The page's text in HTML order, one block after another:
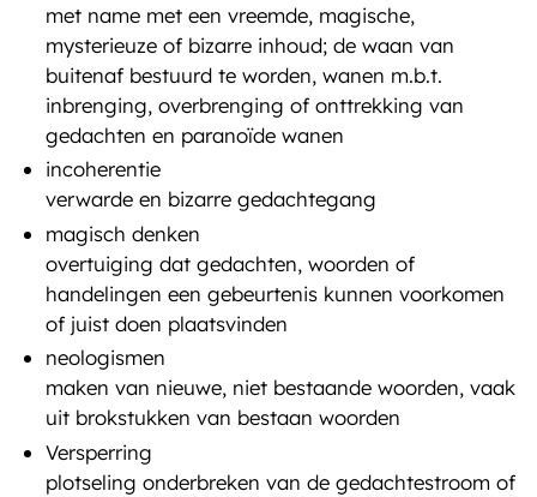
met name met een vreemde, magische,
mysterieuze of bizarre inhoud; de waan van
buitenaf bestuurd te worden, wanen m.b.t.
inbrenging, overbrenging of onttrekking van
gedachten en paranoïde wanen
incoherentie
verwarde en bizarre gedachtegang
magisch denken
overtuiging dat gedachten, woorden of
handelingen een gebeurtenis kunnen voorkomen
of juist doen plaatsvinden
neologismen
maken van nieuwe, niet bestaande woorden, vaak
uit brokstukken van bestaan woorden
Versperring
plotseling onderbreken van de gedachtestroom of